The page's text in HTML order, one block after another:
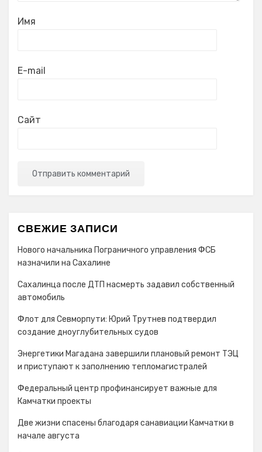
Имя
E-mail
Сайт
СВЕЖИЕ ЗАПИСИ
Нового начальника Пограничного управления ФСБ
назначили на Сахалине
Сахалинца после ДТП насмерть задавил собственный
автомобиль
Флот для Севморпути: Юрий Трутнев подтвердил
создание дноуглубительных судов
Энергетики Магадана завершили плановый ремонт ТЭЦ
и приступают к заполнению тепломагистралей
Федеральный центр профинансирует важные для
Камчатки проекты
Две жизни спасены благодаря санавиации Камчатки в
начале августа